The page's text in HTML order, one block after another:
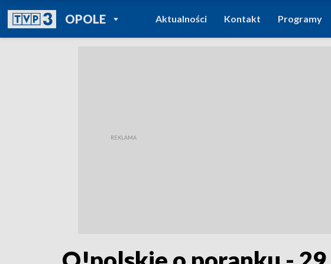
OPOLEPOWRÓT DO
TVP REGIONY
Aktualności Kontakt Programy